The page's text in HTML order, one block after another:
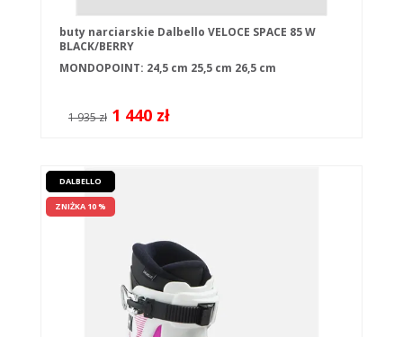
buty narciarskie Dalbello VELOCE SPACE 85 W
BLACK/BERRY
MONDOPOINT: 24,5 cm 25,5 cm 26,5 cm
1 935 zł 1 440 zł
DALBELLO
ZNIŻKA 10 %